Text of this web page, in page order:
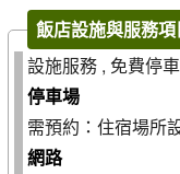
飯店設施與服務項
設施服務 ,
停車場
需預約：住宿場所
網路